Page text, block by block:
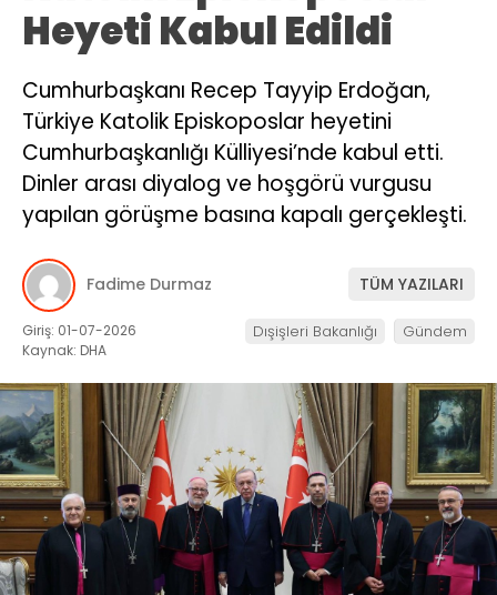
Heyeti Kabul Edildi
Cumhurbaşkanı Recep Tayyip Erdoğan,
Türkiye Katolik Episkoposlar heyetini
Cumhurbaşkanlığı Külliyesi’nde kabul etti.
Dinler arası diyalog ve hoşgörü vurgusu
yapılan görüşme basına kapalı gerçekleşti.
Fadime Durmaz TÜM YAZILARI
Giriş: 01-07-2026
Kaynak: DHA
Dışişleri Bakanlığı Gündem